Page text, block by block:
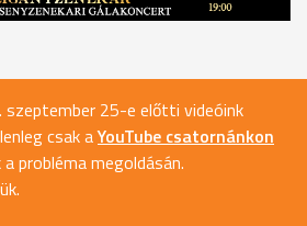
szeptember 25-e előtti videóink
csak aYouTube csatornánkon
probléma megoldásán.